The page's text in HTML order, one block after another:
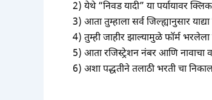
2) येथे “निवड यादी” या पर्यायावर
3) आता तुम्हाला सर्व जिल्ह्यानुसार
4) तुम्ही जाहीर झाल्यामुळे फॉर्म भरलेला
5) आता रजिस्ट्रेशन नंबर आणि
6) अशा पद्धतीने तलाठी भरती चा